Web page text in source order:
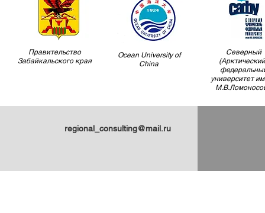
Правительство
Забайкальского края
Ocean University of
China
Северный
университет
regional_consulting@mail.ru